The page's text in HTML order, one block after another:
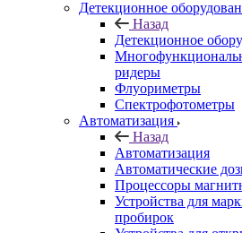
Детекционное
Назад
Детекционное
ридеры
Флуориметры
Спектрофотометры
Автоматизация
Назад
Автоматизация
Автоматические
Процессоры
Устройства для
пробирок